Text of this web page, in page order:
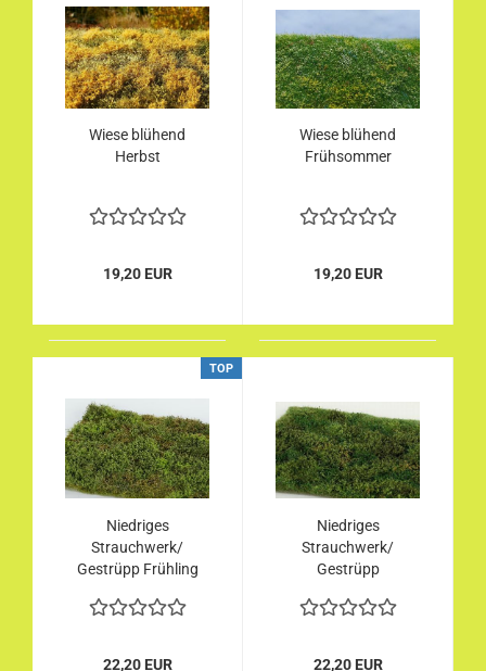
Wiese blühend
Herbst
19,20 EUR
Wiese blühend
Frühsommer
19,20 EUR
TOP
Niedriges
Strauchwerk/
Gestrüpp Frühling
22,20 EUR
Niedriges
Strauchwerk/
Gestrüpp
22,20 EUR